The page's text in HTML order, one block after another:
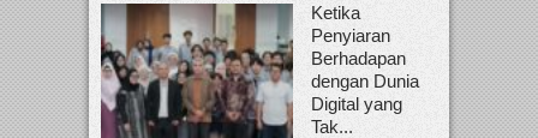
Ketika
Penyiaran
Berhadapan
dengan Dunia
Digital yang
Tak...